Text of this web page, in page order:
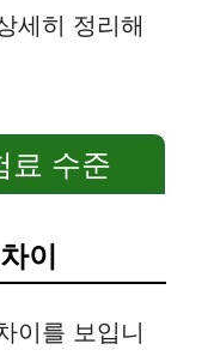
세히 정리해
료 수준
이
이를 보입니